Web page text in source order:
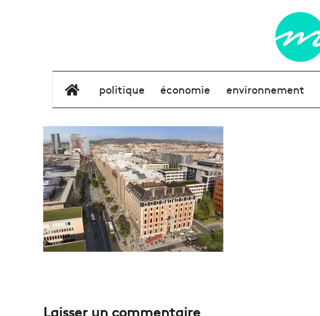
élément de menu
politique économie environnement
Laisser un commentaire